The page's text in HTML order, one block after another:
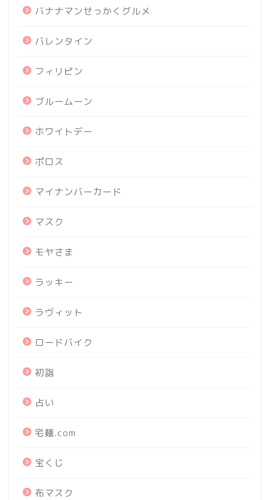
バナナマンせっかくグルメ
バレンタイン
フィリピン
ブルームーン
ホワイトデー
ポロス
マイナンバーカード
マスク
モヤさま
ラッキー
ラヴィット
ロードバイク
初詣
占い
宅麺.com
宝くじ
布マスク